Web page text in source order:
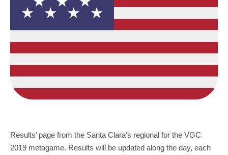
Results’ page from the Santa Clara’s regional for the VGC
2019 metagame. Results will be updated along the day, each